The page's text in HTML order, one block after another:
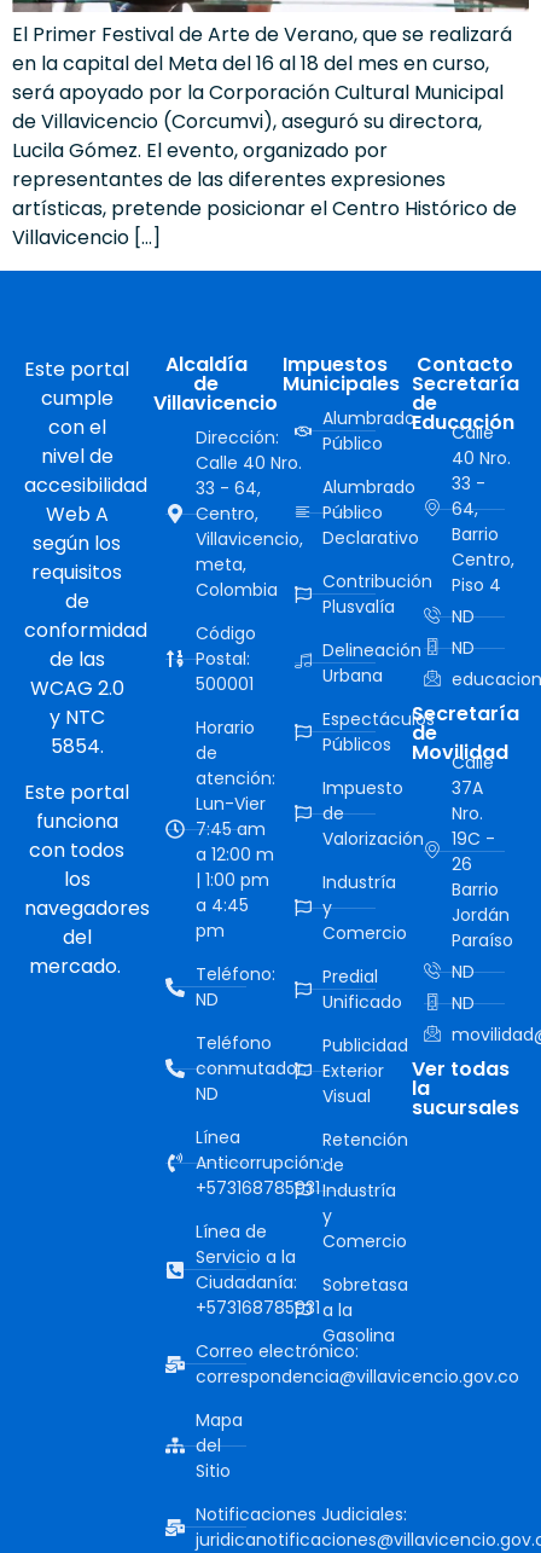
El Primer Festival de Arte de Verano, que se realizará
en la capital del Meta del 16 al 18 del mes en curso,
será apoyado por la Corporación Cultural Municipal
de Villavicencio (Corcumvi), aseguró su directora,
Lucila Gómez. El evento, organizado por
representantes de las diferentes expresiones
artísticas, pretende posicionar el Centro Histórico de
Villavicencio […]
Este portal
cumple
con el
nivel de
accesibilidad
Web A
según los
requisitos
de
conformidad
de las
WCAG 2.0
y NTC
5854.
Este portal
funciona
con todos
los
navegadores
del
mercado.
Alcaldía
de
Villavicencio
Dirección:
Calle 40 Nro.
33 - 64,
Centro,
Villavicencio,
meta,
Colombia
Código
Postal:
500001
Horario
de
atención:
Lun-Vier
7:45 am
a 12:00 m
| 1:00 pm
a 4:45
pm
Teléfono:
ND
Teléfono
conmutador:
ND
Línea
Anticorrupción:
+573168785931
Línea de
Servicio a la
Ciudadanía:
+573168785931
Correo electrónico:
correspondencia@villavicencio.gov.co
Mapa
del
Sitio
Notificaciones Judiciales:
Impuestos
Municipales
Alumbrado
Público
Alumbrado
Público
Declarativo
Contribución
Plusvalía
Delineación
Urbana
Espectáculos
Públicos
Impuesto
de
Valorización
Industría
y
Comercio
Predial
Unificado
Publicidad
Exterior
Visual
Retención
de
Industría
y
Comercio
Sobretasa
a la
Gasolina
Contacto
Secretaría
de
Educación
Calle
40 Nro.
33 -
64,
Barrio
Centro,
Piso 4
ND
ND
Secretaría
de
Movilidad
Calle
37A
Nro.
19C -
26
Barrio
Jordán
Paraíso
ND
ND
Ver todas
la
sucursales